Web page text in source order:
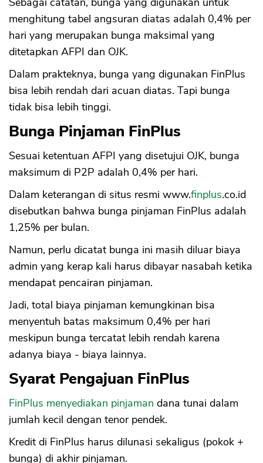
menghitung tabel angsuran diatas adalah 0,4% per
hari yang merupakan bunga maksimal yang
ditetapkan AFPI dan OJK.
Dalam prakteknya, bunga yang digunakan FinPlus
bisa lebih rendah dari acuan diatas. Tapi bunga
tidak bisa lebih tinggi.
Bunga Pinjaman FinPlus
Sesuai ketentuan AFPI yang disetujui OJK, bunga
maksimum di P2P adalah 0,4% per hari.
Dalam keterangan di situs resmi www.finplus.co.id
disebutkan bahwa bunga pinjaman FinPlus adalah
1,25% per bulan.
Namun, perlu dicatat bunga ini masih diluar biaya
admin yang kerap kali harus dibayar nasabah ketika
mendapat pencairan pinjaman.
Jadi, total biaya pinjaman kemungkinan bisa
menyentuh batas maksimum 0,4% per hari
meskipun bunga tercatat lebih rendah karena
adanya biaya - biaya lainnya.
Syarat Pengajuan FinPlus
FinPlus menyediakan pinjaman dana tunai dalam
jumlah kecil dengan tenor pendek.
Kredit di FinPlus harus dilunasi sekaligus (pokok +
bunga) di akhir pinjaman.